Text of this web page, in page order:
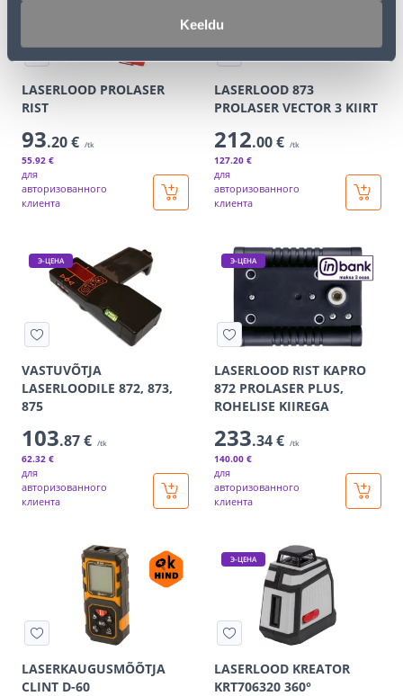
Keeldu
LASERLOOD PROLASER
RIST
93.20 € /tk
55.92 €
для
авторизованного
клиента
LASERLOOD 873
PROLASER VECTOR 3 KIIRT
212.00 € /tk
127.20 €
для
авторизованного
клиента
Э-ЦЕНА
VASTUVÕTJA
LASERLOODILE 872, 873,
875
103.87 € /tk
62.32 €
для
авторизованного
клиента
Э-ЦЕНА
LASERLOOD RIST KAPRO
872 PROLASER PLUS,
ROHELISE KIIREGA
233.34 € /tk
140.00 €
для
авторизованного
клиента
LASERKAUGUSMÕÕTJA
CLINT D-60
Э-ЦЕНА
LASERLOOD KREATOR
KRT706320 360°